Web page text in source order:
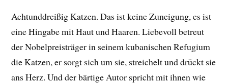
Achtunddreißig Katzen. Das ist keine Zuneigung, es ist
eine Hingabe mit Haut und Haaren. Liebevoll betreut
der Nobelpreisträger in seinem kubanischen Refugium
die Katzen, er sorgt sich um sie, streichelt und drückt sie
ans Herz. Und der bärtige Autor spricht mit ihnen wie